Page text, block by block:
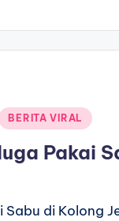
BERITA VIRAL
Pakai
Sabu di Kolong